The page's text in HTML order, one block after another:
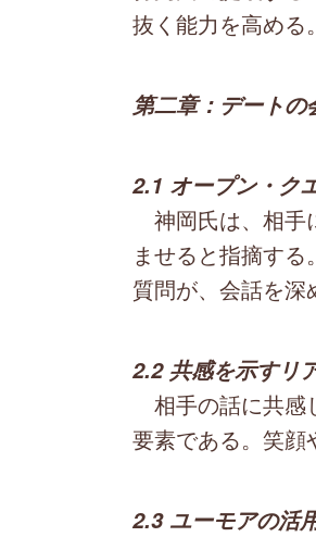
抜く能力を高める。
第二章：デート
2.1 オープン・ク
神岡氏は、相手
ませると指摘す
質問が、会話を深
2.2 共感を示すリ
相手の話に共感
要素である。笑顔
2.3 ユーモアの活